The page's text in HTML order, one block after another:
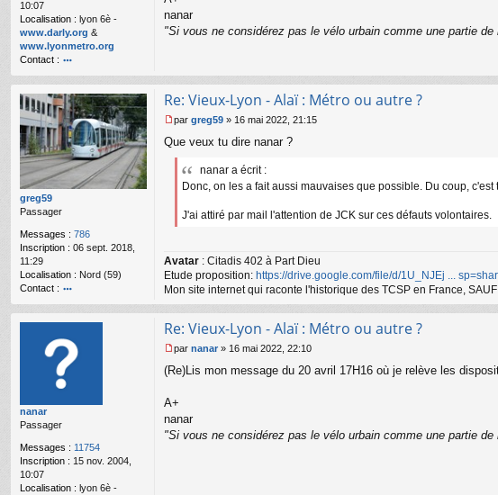
10:07
Localisation : lyon 6è -
www.darly.org &
www.lyonmetro.org
Contact :
o
nt
ac
te
r
n
a
n
ar
n
l
u
nanar
"Si vous ne considérez pas le vélo urbain comme une partie
greg59
Passager
Messages : 786
Inscription : 06 sept. 2018,
11:29
Localisation : Nord (59)
Contact :
o
te
r
gr
e
Re: Vieux-Lyon - Alaï : Métro ou autre ?
e
s
l
u
par greg59 » 16 mai 2022, 21:15
Que veux tu dire nanar ?
nanar a écrit :
Donc, on les a fait aussi mauvaises que possible. Du coup,
J'ai attiré par mail l'attention de JCK sur ces défauts volontaires.
Avatar : Citadis 402 à Part Dieu
Etude proposition: https://drive.google.com/file/d/1U_NJEj ...
Mon site internet qui raconte l'historique des TCSP en France, SAUF
nanar
Passager
Messages : 11754
Inscription : 15 nov. 2004,
10:07
Localisation : lyon 6è -
Re: Vieux-Lyon - Alaï : Métro ou autre ?
e
s
g
e
par nanar » 16 mai 2022, 22:10
(Re)Lis mon message du 20 avril 17H16 où je relève les
A+
nanar
"Si vous ne considérez pas le vélo urbain comme une partie